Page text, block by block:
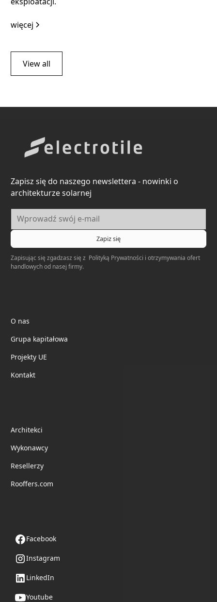
więcej
View all
Zapisz się do naszego newslettera - nowinki o
architekturze solarnej
Zapisując się zgadzasz się z Polityką Prywatności i otrzymywania ofert
handlowych od nasej firmy.
O nas
Grupa kapitałowa
Projekty UE
Kontakt
Architekci
Wykonawcy
Resellerzy
Rooffers.com
Facebook
Instagram
LinkedIn
Youtube